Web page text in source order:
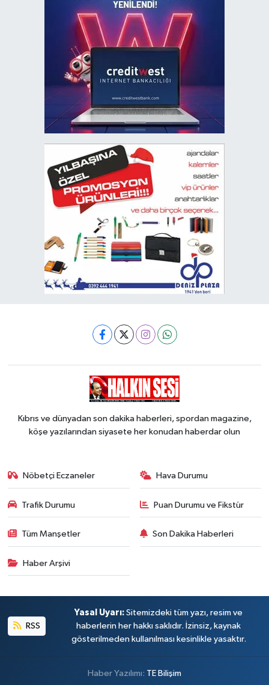
Kıbrıs ve dünyadan son dakika haberleri, spordan magazine,
köşe yazılarından siyasete her konudan haberdar olun
Nöbetçi Eczaneler Hava Durumu
Trafik Durumu Puan Durumu ve Fikstür
Tüm Manşetler Son Dakika Haberleri
Haber Arşivi
RSS
Yasal Uyarı: Sitemizdeki tüm yazı, resim ve
haberlerin her hakkı saklıdır. İzinsiz, kaynak
gösterilmeden kullanılması kesinlikle yasaktır.
Haber Yazılımı: TE Bilişim